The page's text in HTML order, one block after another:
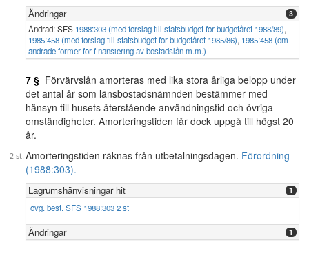
Ändringar 3
Ändrad: SFS 1988:303 (med förslag till statsbudget för budgetåret 1988/89),
1985:458 (med förslag till statsbudget för budgetåret 1985/86), 1985:458 (om
ändrade former för finansiering av bostadslån m.m.)
7 § Förvärvslån amorteras med lika stora årliga belopp under
det antal år som länsbostadsnämnden bestämmer med
hänsyn till husets återstående användningstid och övriga
omständigheter. Amorteringstiden får dock uppgå till högst 20
år.
Amorteringstiden räknas från utbetalningsdagen. Förordning
(1988:303).
Lagrumshänvisningar hit 1
övg. best. SFS 1988:303 2 st
Ändringar 1